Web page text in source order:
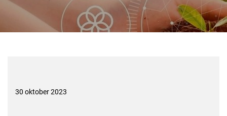
30 oktober 2023